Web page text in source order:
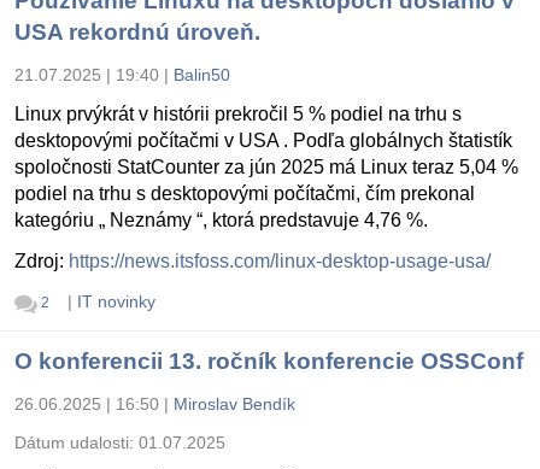
USA rekordnú úroveň.
21.07.2025 | 19:40 | Balin50
Linux prvýkrát v histórii prekročil 5 % podiel na trhu s
desktopovými počítačmi v USA . Podľa globálnych štatistík
spoločnosti StatCounter za jún 2025 má Linux teraz 5,04 %
podiel na trhu s desktopovými počítačmi, čím prekonal
kategóriu „ Neznámy “, ktorá predstavuje 4,76 %.
Zdroj: https://news.itsfoss.com/linux-desktop-usage-usa/
2 | IT novinky
O konferencii 13. ročník konferencie OSSConf
26.06.2025 | 16:50 | Miroslav Bendík
Dátum udalosti: 01.07.2025